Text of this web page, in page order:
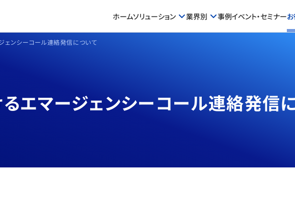
ホームソリューション 業界別 事例イベント・セミナー
ェンシーコール連絡発信について
エマージェンシーコール連絡発信